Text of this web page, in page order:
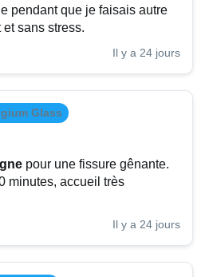
pendant que je faisais autre
sans stress.
Il y a 24 jours
Glass
pour une fissure gênante.
minutes, accueil très
Il y a 24 jours